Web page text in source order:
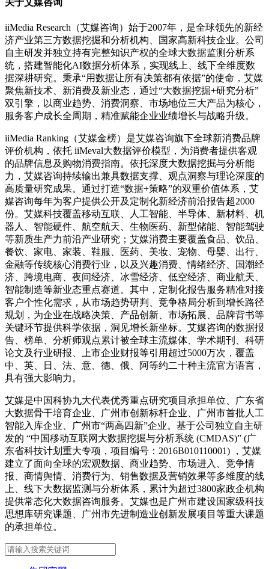
iiMedia Research（艾媒咨询）始于2007年，是全球领先的新经
济产业第三方数据挖掘和分析机构、国家高新科技企业。公司
自主研发并独立持有完整知识产权的全球大数据监测分析系
统，搭建智能化AI数据分析体系，实现线上、线下全维度数
据深耕研究。秉承“用数据让所有决策都有依据”的使命，艾媒
聚焦新技术、新消费及新业态，通过“大数据挖掘+研究分析”
双引擎，以商业趋势、消费洞察、市场地位三大产品为核心，
服务客户成长全周期，精准赋能企业业绩增长与战略升级。
iiMedia Ranking（艾媒金榜）是艾媒咨询旗下全球新消费品牌
评价机构，依托 iiMeval大数据评价模型，为消费者提供客观
的品牌信息及购物消费指南。依托深度大数据挖掘与分析能
力，艾媒咨询持续输出兼具数据支撑、观点洞察与理论深度的
高质量研究成果。通过打造“数据+策略”的双重价值体系，艾
媒咨询每年为客户提供公开及定制化新经济前沿报告超2000
份。艾媒科技覆盖移动互联、人工智能、半导体、新材料、机
器人、智能硬件、航空航天、生物医药、新型储能、智能驾驶
等新质生产力前沿产业研究；艾媒消费主要覆盖食品、饮品、
餐饮、家电、家装、鞋服、医药、美妆、宠物、母婴、出行、
金融等传统核心消费行业，以及兴趣消费、情绪经济、国潮经
济、跨境电商、夜间经济、冰雪经济、低空经济、商业航天、
智能制造等新业态重点赛道。其中，定制化报告服务精准对接
客户个性化需求，从市场趋势研判、竞争格局分析到增长路径
规划，为企业在战略决策、产品创新、市场拓展、品牌背书等
关键环节提供科学依据，洞见增长新坐标。艾媒咨询的数据报
告、榜单、分析师观点累计被全球主流媒体、学术期刊、科研
论文及行业研报、上市企业财报等引用超过5000万次，覆盖
中、英、日、法、意、德、俄、阿等约二十种主流官方语言，
具有强大影响力。
艾媒是中国科协九大代表优秀重点研究项目承担单位、广东省
大数据骨干培育企业、广州市创新标杆企业、广州市首批人工
智能入库企业、广州市“两高四新”企业。基于公司独立自主研
发的 “中国移动互联网大数据挖掘与分析系统 (CMDAS)” (广
东省科技计划重大专项，项目编号：2016B010110001) ，艾媒
建立了面向全球的宏观数据、商业趋势、市场进入、竞争情
报、商情舆情、消费行为、销售数据及营销效果等多维度的线
上、线下大数据监测与分析体系，累计为超过3800家政企机构
提供常态化大数据咨询服务。艾媒也是广州市建设国家级科技
思想库研究课题、广州市先进制造业创新发展项目等重大课题
的承担单位。